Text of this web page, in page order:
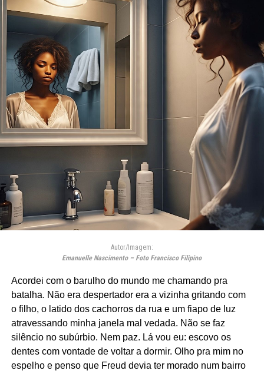
Autor/Imagem:
Emanuelle Nascimento – Foto Francisco Filipino
Acordei com o barulho do mundo me chamando pra
batalha. Não era despertador era a vizinha gritando com
o filho, o latido dos cachorros da rua e um fiapo de luz
atravessando minha janela mal vedada. Não se faz
silêncio no subúrbio. Nem paz. Lá vou eu: escovo os
dentes com vontade de voltar a dormir. Olho pra mim no
espelho e penso que Freud devia ter morado num bairro